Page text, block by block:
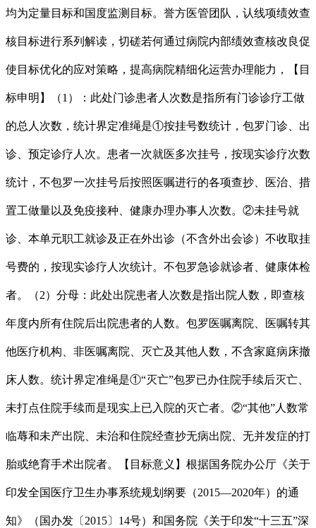
均为定量目标和国度监测目标。誉方医管团队，认线项绩效查
核目标进行系列解读，切磋若何通过病院内部绩效查核改良促
使目标优化的应对策略，提高病院精细化运营办理能力，【目
标申明】（1）：此处门诊患者人次数是指所有门诊诊疗工做
的总人次数，统计界定准绳是①按挂号数统计，包罗门诊、出
诊、预定诊疗人次。患者一次就医多次挂号，按现实诊疗次数
统计，不包罗一次挂号后按照医嘱进行的各项查抄、医治、措
置工做量以及免疫接种、健康办理办事人次数。②未挂号就
诊、本单元职工就诊及正在外出诊（不含外出会诊）不收取挂
号费的，按现实诊疗人次统计。不包罗急诊就诊者、健康体检
者。（2）分母：此处出院患者人次数是指出院人数，即查核
年度内所有住院后出院患者的人数。包罗医嘱离院、医嘱转其
他医疗机构、非医嘱离院、灭亡及其他人数，不含家庭病床撤
床人数。统计界定准绳是①“灭亡”包罗已办住院手续后灭亡、
未打点住院手续而是现实上已入院的灭亡者。②“其他”人数常
临蓐和未产出院、未治和住院经查抄无病出院、无并发症的打
胎或绝育手术出院者。【目标意义】根据国务院办公厅《关于
印发全国医疗卫生办事系统规划纲要（2015—2020年）的通
知》（国办发〔2015〕14号）和国务院《关于印发“十三五”深